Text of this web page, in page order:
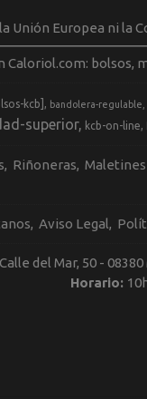
Unión Europea ni la
Caloriol.com: bolsos,
kcb] bandolera-regulable
superior
kcb-on-line
Riñoneras Maletines
Aviso Legal
Calle del Mar, 50 -
Horario: